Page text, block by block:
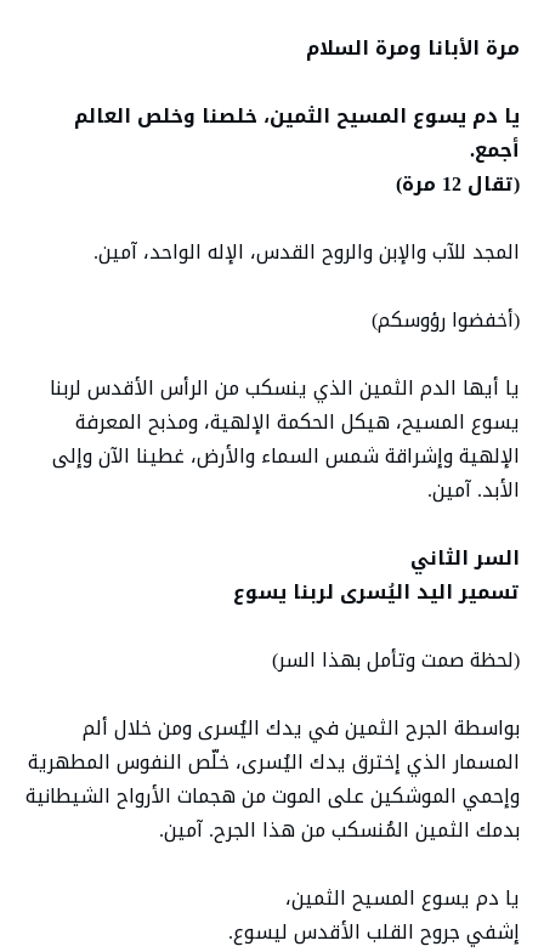
مرة الأبانا ومرة السلام
يا دم يسوع المسيح الثمين، خلصنا وخلص العالم
أجمع.
(تقال 12 مرة)
المجد للآب والإبن والروح القدس، الإله الواحد، آمين.
(أخفضوا رؤوسكم)
يا أيها الدم الثمين الذي ينسكب من الرأس الأقدس لربنا
يسوع المسيح، هيكل الحكمة الإلهية، ومذبح المعرفة
الإلهية وإشراقة شمس السماء والأرض، غطينا الآن وإلى
الأبد. آمين.
السر الثاني
تسمير اليد اليُسرى لربنا يسوع
(لحظة صمت وتأمل بهذا السر)
بواسطة الجرح الثمين في يدك اليُسرى ومن خلال ألم
المسمار الذي إخترق يدك اليُسرى، خلّص النفوس المطهرية
وإحمي الموشكين على الموت من هجمات الأرواح الشيطانية
بدمك الثمين المُنسكب من هذا الجرح. آمين.
يا دم يسوع المسيح الثمين،
إشفي جروح القلب الأقدس ليسوع.